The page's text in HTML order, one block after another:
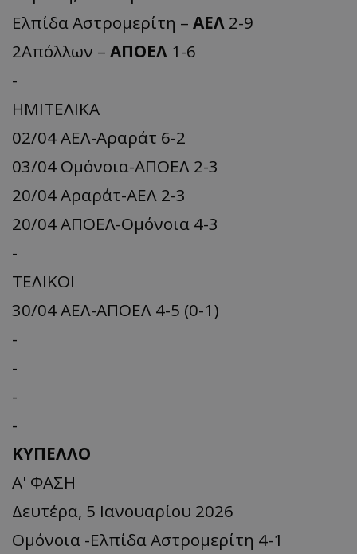
Ελπίδα Αστρομερίτη – ΑΕΛ 2-9
2Απόλλων – ΑΠΟΕΛ 1-6
-
ΗΜΙΤΕΛΙΚΑ
02/04 ΑΕΛ-Αραράτ 6-2
03/04 Ομόνοια-ΑΠΟΕΛ 2-3
20/04 Aραράτ-ΑΕΛ 2-3
20/04 ΑΠΟΕΛ-Ομόνοια 4-3
-
ΤΕΛΙΚΟΙ
30/04 ΑΕΛ-ΑΠΟΕΛ 4-5 (0-1)
-
-
-
-
ΚΥΠΕΛΛΟ
A' ΦAΣΗ
Δευτέρα, 5 Ιανουαρίου 2026
Ομόνοια -Ελπίδα Αστρομερίτη 4-1